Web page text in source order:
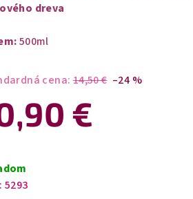
dreva
500ml
cena: 14,50 € –24 %
€
5293